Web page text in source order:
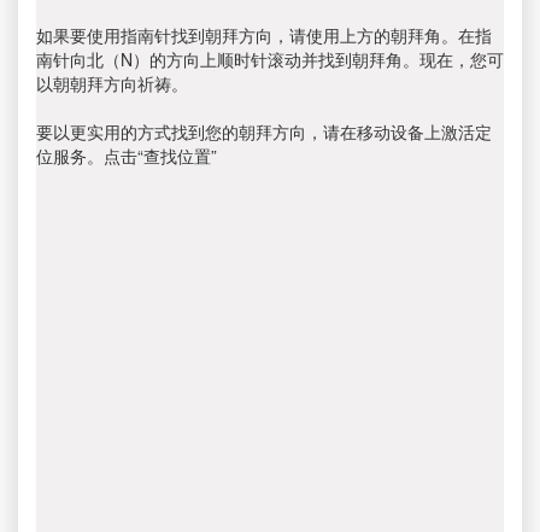
如果要使用指南针找到朝拜方向，请使用上方的朝拜角。在指
南针向北（N）的方向上顺时针滚动并找到朝拜角。现在，您可
以朝朝拜方向祈祷。
要以更实用的方式找到您的朝拜方向，请在移动设备上激活定
位服务。点击“查找位置”